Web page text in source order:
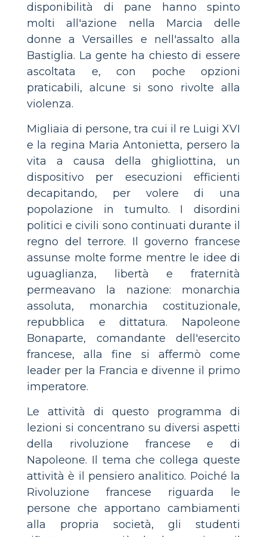
disponibilità di pane hanno spinto
molti all'azione nella Marcia delle
donne a Versailles e nell'assalto alla
Bastiglia. La gente ha chiesto di essere
ascoltata e, con poche opzioni
praticabili, alcune si sono rivolte alla
violenza.
Migliaia di persone, tra cui il re Luigi XVI
e la regina Maria Antonietta, persero la
vita a causa della ghigliottina, un
dispositivo per esecuzioni efficienti
decapitando, per volere di una
popolazione in tumulto. I disordini
politici e civili sono continuati durante il
regno del terrore. Il governo francese
assunse molte forme mentre le idee di
uguaglianza, libertà e fraternità
permeavano la nazione: monarchia
assoluta, monarchia costituzionale,
repubblica e dittatura. Napoleone
Bonaparte, comandante dell'esercito
francese, alla fine si affermò come
leader per la Francia e divenne il primo
imperatore.
Le attività di questo programma di
lezioni si concentrano su diversi aspetti
della rivoluzione francese e di
Napoleone. Il tema che collega queste
attività è il pensiero analitico. Poiché la
Rivoluzione francese riguarda le
persone che apportano cambiamenti
alla propria società, gli studenti